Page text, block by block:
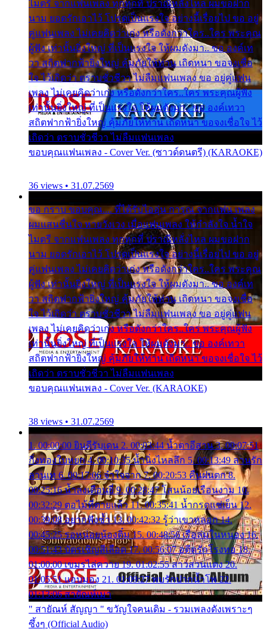
ไมตรี จากแฟนเพลง ทุกทุกที่ ปราณีหลั่งไหล ผมขอฝาก
นาม ยอดรักเอาไว้ โปรดเป็นแรงใจ อย่างนี้เรื่อยไป ขอ อยู่
คู่แฟนเพลง ไม่เคยคิดว่าเก่ง หรือดังกว่าใคร..ใคร พระคุณ
ผู้ฟัง เท่านั้นยิ่งใหญ่ ที่เป็นแรงใจ ให้ผมดังมา.. ขอ องค์เท
วา สถิตฟากฟ้ายิ่งใหญ่ คุ้มภัยให้ท่าน เถิดหนา ขอจงเชื่อ
ใจ ไว้เถิดว่า ตราบชั่วชีวา ไม่ลืมแฟนเพลง ขอ อยู่คู่แฟน
เพลง ไม่เคยคิดว่าเก่ง หรือดังกว่าใคร..ใคร พระคุณผู้ฟัง
เท่านั้นยิ่งใหญ่ ที่เป็นแรงใจ ให้ผมดังมา.. ขอ องค์เทวา
สถิตฟากฟ้ายิ่งใหญ่ คุ้มภัยให้ท่าน เถิดหนา ขอจงเชื่อใจ ไว้
เถิดว่า ตราบชั่วชีวา ไม่ลืมแฟนเพลง
ขอบคุณแฟนเพลง - Cover Ver. (ซาวด์ดนตรี) (KARAOKE)
36 views • 31.07.2569
ขอ กราบ ขอบคุณ.... ที่ได้รับไออุ่น การุณ จากแฟน เพลง
ผมแสนชื่นใจ หายวังเวง เมื่อแฟนเพลง ให้กำลังใจ น้ำใจ
ไมตรี จากแฟนเพลง ทุกทุกที่ ปราณีหลั่งไหล ผมขอฝาก
นาม ยอดรักเอาไว้ โปรดเป็นแรงใจ อย่างนี้เรื่อยไป ขอ อยู่
คู่แฟนเพลง ไม่เคยคิดว่าเก่ง หรือดังกว่าใคร..ใคร พระคุณ
ผู้ฟัง เท่านั้นยิ่งใหญ่ ที่เป็นแรงใจ ให้ผมดังมา.. ขอ องค์เท
วา สถิตฟากฟ้ายิ่งใหญ่ คุ้มภัยให้ท่าน เถิดหนา ขอจงเชื่อ
ใจ ไว้เถิดว่า ตราบชั่วชีวา ไม่ลืมแฟนเพลง ขอ อยู่คู่แฟน
เพลง ไม่เคยคิดว่าเก่ง หรือดังกว่าใคร..ใคร พระคุณผู้ฟัง
เท่านั้นยิ่งใหญ่ ที่เป็นแรงใจ ให้ผมดังมา.. ขอ องค์เทวา
สถิตฟากฟ้ายิ่งใหญ่ คุ้มภัยให้ท่าน เถิดหนา ขอจงเชื่อใจ ไว้
เถิดว่า ตราบชั่วชีวา ไม่ลืมแฟนเพลง
ขอบคุณแฟนเพลง - Cover Ver. (KARAOKE)
38 views • 31.07.2569
1. 00:00:00 ยินดีรับเดน 2. 00:03:44 น้ำตาอีสาน 3. 00:07:51
กิ่งทองใบหยก 4. 00:10:35 น้ำนิ่งไหลลึก 5. 00:13:49 ลานรัก
ลานเท 6. 00:17:06 จำใจจาก 7. 00:20:53 คืนฝนตก 8.
00:25:16 น้ำลงเดือนยี่ 9. 00:28:47 โสนน้อยเรือนงาม 10.
00:32:29 ตอไม้ที่ตายแล้ว 11. 00:35:41 น้ำกรดแช่เย็น 12.
00:39:08 อยากฟังซ้ำ 13. 00:42:32 รู้ว่าเขาหลอก 14.
00:45:25 รอหน่อยน้องติ๋ม 15. 00:48:56 เรือล่มในหนอง 16.
00:51:43 บัตรเชิญสีเลือด 17. 00:56:07 อดีตรักโรงทอ 18.
01:00:00 เขมรไล่ควาย 19. 01:02:55 สาวสวนแตง 20.
01:05:51 แอบมอง 21. 01:09:27 พบรักปากน้ำโพ 22.
01:13:06 สายัณห์เมา
" สายัณห์ สัญญา " ขวัญใจคนเดิม - รวมเพลงดังเพราะๆ
ซึ้งๆ (Official Audio)